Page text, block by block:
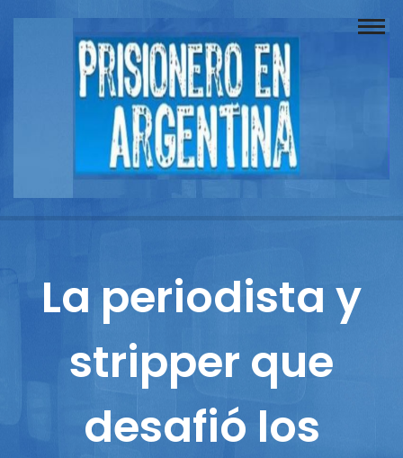
Buscador
Documentos
Reportajes
Columnistas
La periodista y
stripper que
desafió los